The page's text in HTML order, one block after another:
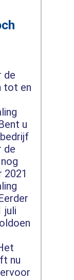
de
tot en
u
de
juli
nu